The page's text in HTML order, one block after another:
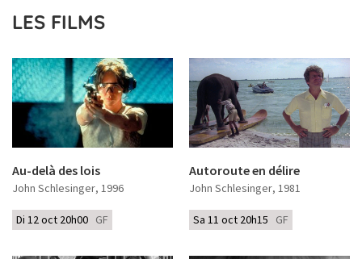
LES FILMS
Au-delà des lois
John Schlesinger, 1996
Di 12 oct 20h00 GF
Autoroute en délire
John Schlesinger, 1981
Sa 11 oct 20h15 GF